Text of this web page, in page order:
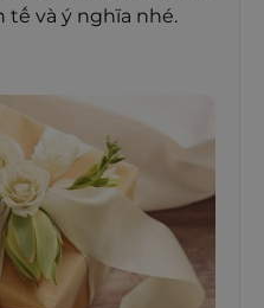
và ý nghĩa nhé.